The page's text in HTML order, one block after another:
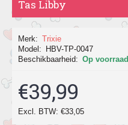
Tas Libby
Merk: Trixie
Model:
HBV-TP-0047
Beschikbaarheid: Op voorraad
€39,99
Excl. BTW: €33,05